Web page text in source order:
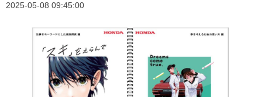
2025-05-08 09:45:00